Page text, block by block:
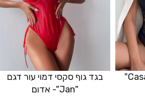
בגד גוף סקסי דמוי עור דגם
"Jan"- אדום